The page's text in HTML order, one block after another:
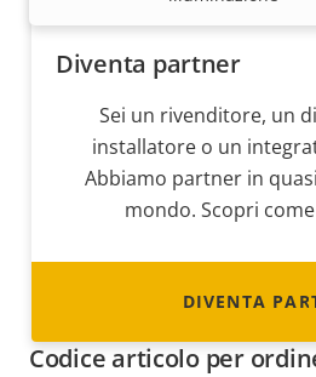
Diventa partner
Sei un rivenditore, un
installatore o un
Abbiamo partner in
mondo. Scopri
DIVENTA
Codice articolo per